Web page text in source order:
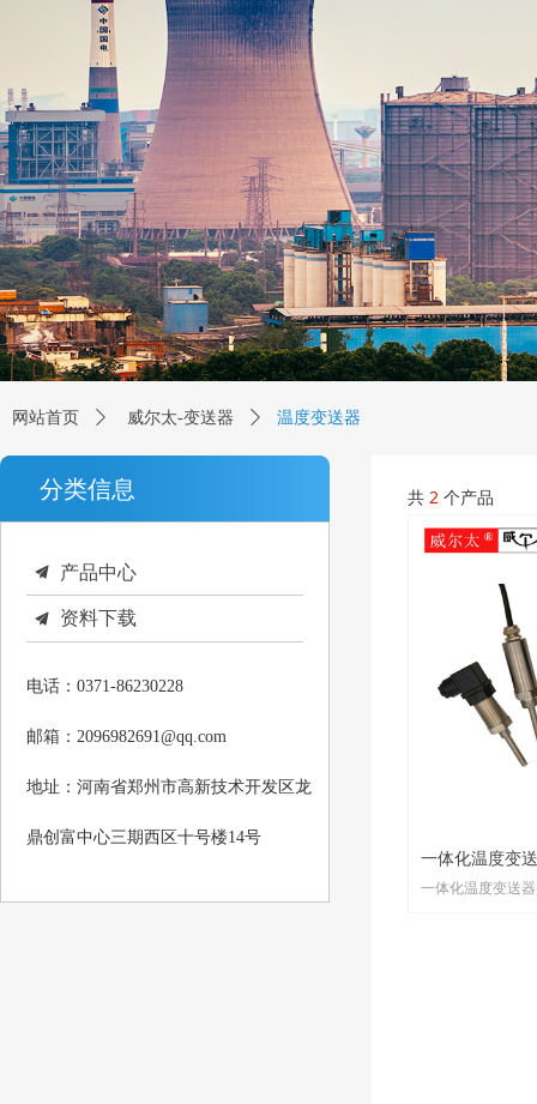
共 2 个产品
一体化温度变
一体化温度变送
分类信息
끔 产品中心
끔 资料下载
电话：0371-86230228
邮箱：2096982691@qq.com
地址：河南省郑州市高新技术开发区龙
鼎创富中心三期西区十号楼14号
网站首页 ꄲ 威尔太-变送器 ꄲ 温度变送器